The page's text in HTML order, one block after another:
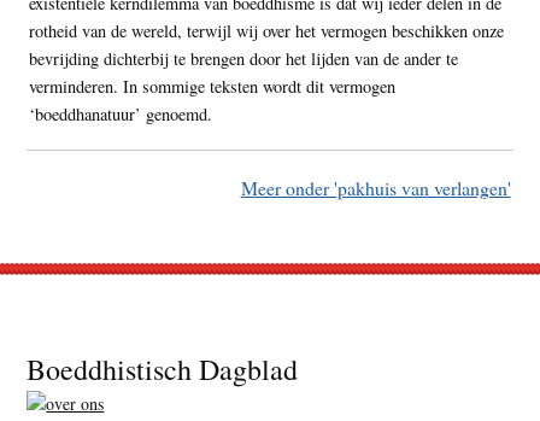
rotheid van de wereld, terwijl wij over het vermogen beschikken onze
bevrijding dichterbij te brengen door het lijden van de ander te
verminderen. In sommige teksten wordt dit vermogen
‘boeddhanatuur’ genoemd.
Meer onder 'pakhuis van verlangen'
Footer
Boeddhistisch Dagblad